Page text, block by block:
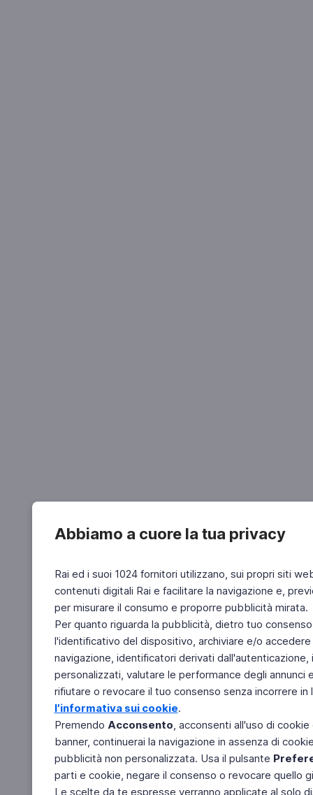
Abbiamo a cuore la tua privacy
Rai ed i suoi 1024 fornitori utilizzano, sui propri siti
contenuti digitali Rai e facilitare la navigazione e,
per misurare il consumo e proporre pubblicità mirata.
Per quanto riguarda la pubblicità, dietro tuo
l'identificativo del dispositivo, archiviare e/o
navigazione, identificatori derivati
personalizzati, valutare le performance degli
rifiutare o revocare il tuo consenso senza incorrere
l'informativa sui cookie.
Premendo Acconsento, acconsenti all'uso di
banner, continuerai la navigazione in assenza di
pubblicità non personalizzata. Usa il pulsante
parti e cookie, negare il consenso o revocare quello
Le scelte da te espresse verranno applicate al solo